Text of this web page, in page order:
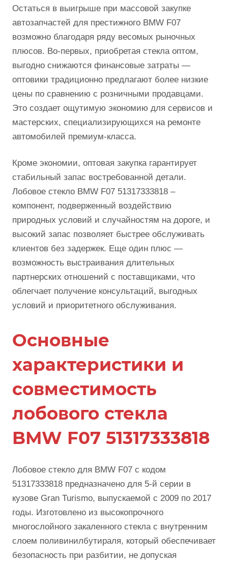
Остаться в выигрыше при массовой закупке
автозапчастей для престижного BMW F07
возможно благодаря ряду весомых рыночных
плюсов. Во-первых, приобретая стекла оптом,
выгодно снижаются финансовые затраты —
оптовики традиционно предлагают более низкие
цены по сравнению с розничными продавцами.
Это создает ощутимую экономию для сервисов и
мастерских, специализирующихся на ремонте
автомобилей премиум-класса.
Кроме экономии, оптовая закупка гарантирует
стабильный запас востребованной детали.
Лобовое стекло BMW F07 51317333818 –
компонент, подверженный воздействию
природных условий и случайностям на дороге, и
высокий запас позволяет быстрее обслуживать
клиентов без задержек. Еще один плюс —
возможность выстраивания длительных
партнерских отношений с поставщиками, что
облегчает получение консультаций, выгодных
условий и приоритетного обслуживания.
Основные
характеристики и
совместимость
лобового стекла
BMW F07 51317333818
Лобовое стекло для BMW F07 с кодом
51317333818 предназначено для 5-й серии в
кузове Gran Turismo, выпускаемой с 2009 по 2017
годы. Изготовлено из высокопрочного
многослойного закаленного стекла с внутренним
слоем поливинилбутираля, который обеспечивает
безопасность при разбитии, не допуская